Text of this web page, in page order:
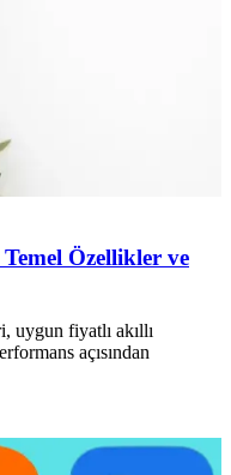
Özellikler ve
uygun fiyatlı akıllı
açısından